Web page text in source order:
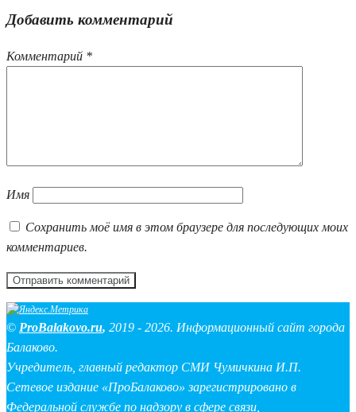
Добавить комментарий
Комментарий *
Имя
Сохранить моё имя в этом браузере для последующих моих
комментариев.
© ProBalakovo.ru, 2019 - 2026. Информационный сайт города
Балаково.
Учредитель, главный редактор СМИ Чумичкина И.П.
Сетевое издание «ПроБалаково» зарегистрировано в
Федеральной службе по надзору в сфере связи,